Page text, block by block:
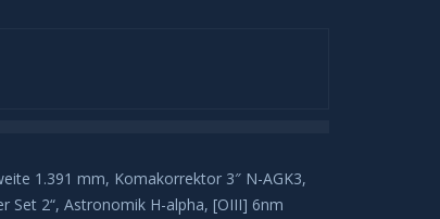
1.391 mm, Komakorrektor 3″ N-AGK3,
Set 2“, Astronomik H-alpha, [OIII] 6nm